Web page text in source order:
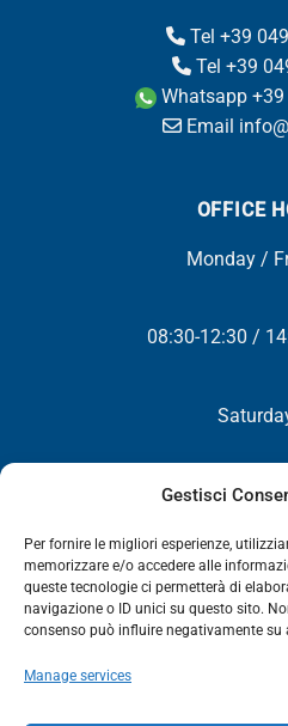
Gestisci
Per fornire le migliori esperienze,
memorizzare e/o accedere alle
queste tecnologie ci permetterà di
navigazione o ID unici su questo sito.
consenso può influire negativamente
Manage services
Tel +39
Tel +39
Whatsapp +39
Email
OFFICE
Monday /
08:30-12:30 /
Closed